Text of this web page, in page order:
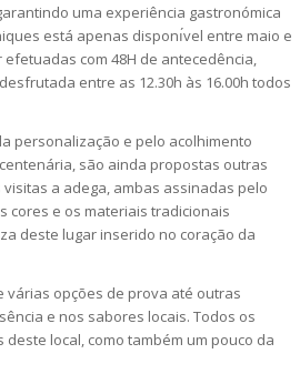
uma experiência gastronómica
está apenas disponı́vel entre maio e
com 48H de antecedência,
entre as 12.30h às 16.00h todos
personalização e pelo acolhimento
são ainda propostas outras
a adega, ambas assinadas pelo
cores e os materiais tradicionais
deste lugar inserido no coração da
opções de prova até outras
e nos sabores locais. Todos os
local, como também um pouco da